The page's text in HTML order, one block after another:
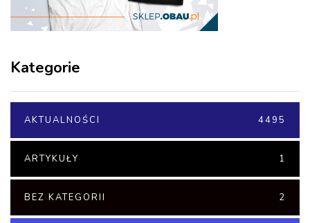
Kategorie
AKTUALNOŚCI 4495
ARTYKUŁY 1
BEZ KATEGORII 2